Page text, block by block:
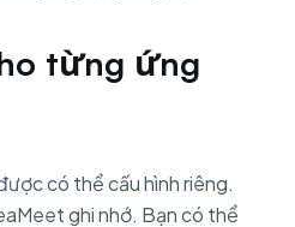
từng ứng
có thể cấu hình riêng.
ghi nhớ. Bạn có thể